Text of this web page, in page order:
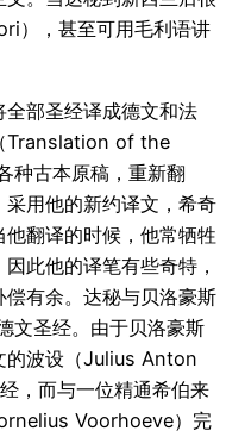
），甚至可用毛利语讲
部圣经译成德文和法
Translation of the
种古本原稿，重新翻
用他的新约译文，希奇
翻译的时候，他常牺牲
此他的译笔有些奇特，
有余。达秘与贝洛豪斯
文圣经。由于贝洛豪斯
的波设（Julius Anton
，而与一位精通希伯来
Voorhoeve）完